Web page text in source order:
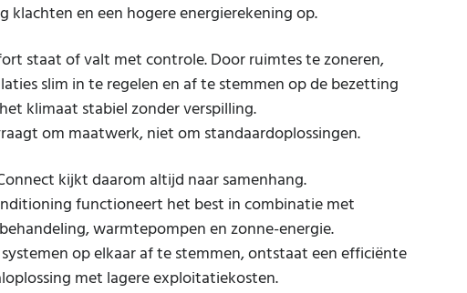
klachten en een hogere energierekening op.
staat of valt met controle. Door ruimtes te zoneren,
slim in te regelen en af te stemmen op de bezetting
klimaat stabiel zonder verspilling.
om maatwerk, niet om standaardoplossingen.
kijkt daarom altijd naar samenhang.
functioneert het best in combinatie met
warmtepompen en zonne-energie.
op elkaar af te stemmen, ontstaat een efficiënte
met lagere exploitatiekosten.